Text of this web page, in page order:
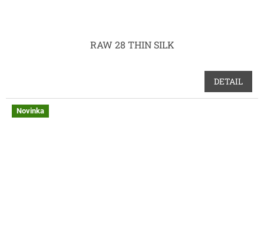
RAW 28 THIN SILK
DETAIL
Novinka